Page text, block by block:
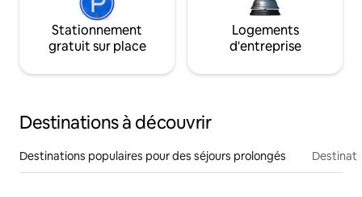
Stationnement
gratuit sur place
Logements
d'entreprise
Destinations à découvrir
Destinations populaires pour des séjours prolongés